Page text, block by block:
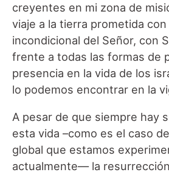
creyentes en mi zona de
viaje a la tierra prometida
incondicional del Señor, con
frente a todas las formas de
presencia en la vida de los
lo podemos encontrar en la
A pesar de que siempre hay
esta vida –como es el caso
global que estamos
actualmente— la